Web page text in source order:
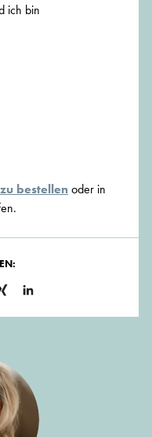
ich bin
zu bestellenoder in